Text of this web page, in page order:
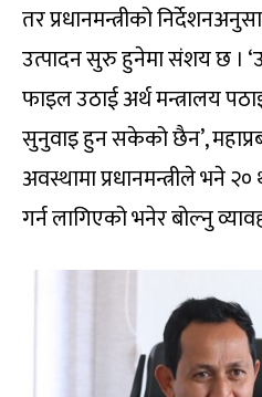
तर प्रधानमन्त्रीको
उत्पादन सुरु हुनेमा संशय छ ।
फाइल उठाई अर्थ मन्त्रालय
सुनुवाइ हुन सकेको छैन’,
अवस्थामा प्रधानमन्त्रीले भने
गर्न लागिएको भनेर बोल्नु